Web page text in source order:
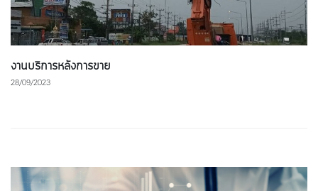
งานบริการหลังการขาย
28/09/2023